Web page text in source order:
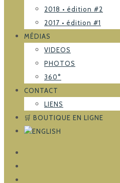
2018 • édition #2
2017 • édition #1
MÉDIAS
VIDEOS
PHOTOS
360°
CONTACT
LIENS
🛒 BOUTIQUE EN LIGNE